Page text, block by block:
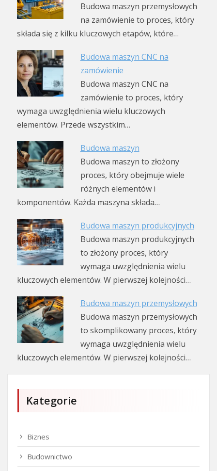
Budowa maszyn przemysłowych
na zamówienie to proces, który
składa się z kilku kluczowych etapów, które…
Budowa maszyn CNC na
zamówienie
Budowa maszyn CNC na
zamówienie to proces, który
wymaga uwzględnienia wielu kluczowych
elementów. Przede wszystkim…
Budowa maszyn
Budowa maszyn to złożony
proces, który obejmuje wiele
różnych elementów i
komponentów. Każda maszyna składa…
Budowa maszyn produkcyjnych
Budowa maszyn produkcyjnych
to złożony proces, który
wymaga uwzględnienia wielu
kluczowych elementów. W pierwszej kolejności…
Budowa maszyn przemysłowych
Budowa maszyn przemysłowych
to skomplikowany proces, który
wymaga uwzględnienia wielu
kluczowych elementów. W pierwszej kolejności…
Kategorie
Biznes
Budownictwo